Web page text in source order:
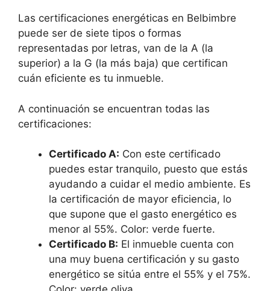
Las certificaciones energéticas en Belbimbre
puede ser de siete tipos o formas
representadas por letras, van de la A (la
superior) a la G (la más baja) que certifican
cuán eficiente es tu inmueble.
A continuación se encuentran todas las
certificaciones:
Certificado A: Con este certificado
puedes estar tranquilo, puesto que estás
ayudando a cuidar el medio ambiente. Es
la certificación de mayor eficiencia, lo
que supone que el gasto energético es
menor al 55%. Color: verde fuerte.
Certificado B: El inmueble cuenta con
una muy buena certificación y su gasto
energético se sitúa entre el 55% y el 75%.